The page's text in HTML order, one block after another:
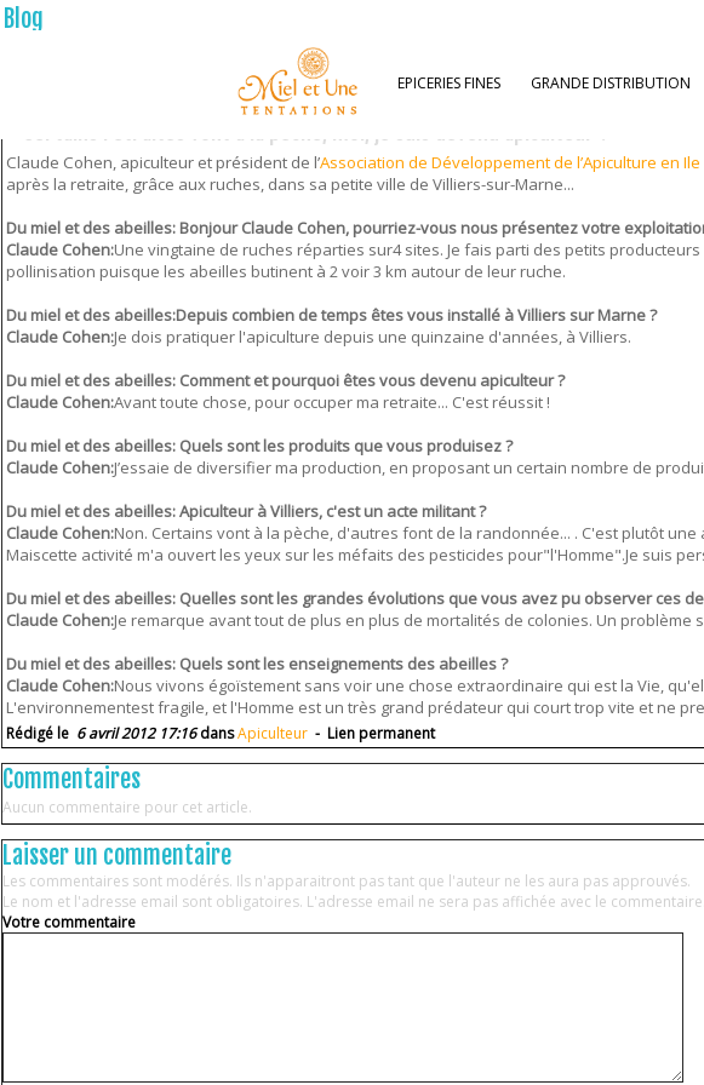
EPICERIES FINES GRANDE DISTRIBUTION
Blog
Claude Cohen, apiculteur et président de l’Association de Développement de l’Apiculture en Ile
après la retraite, grâce aux ruches, dans sa petite ville de Villiers-sur-Marne...
Du miel et des abeilles: Bonjour Claude Cohen, pourriez-vous nous présentez votre
Claude Cohen:Une vingtaine de ruches réparties sur4 sites. Je fais parti des petits
pollinisation puisque les abeilles butinent à 2 voir 3 km autour de leur ruche.
Du miel et des abeilles:Depuis combien de temps êtes vous installé à Villiers sur Marne ?
Claude Cohen:Je dois pratiquer l'apiculture depuis une quinzaine d'années, à Villiers.
Du miel et des abeilles: Comment et pourquoi êtes vous devenu apiculteur ?
Claude Cohen:Avant toute chose, pour occuper ma retraite... C'est réussit !
Du miel et des abeilles: Quels sont les produits que vous produisez ?
Claude Cohen:J’essaie de diversifier ma production, en proposant un certain nombre de
Du miel et des abeilles: Apiculteur à Villiers, c'est un acte militant ?
Claude Cohen:Non. Certains vont à la pèche, d'autres font de la randonnée... . C'est plutôt une
Maiscette activité m'a ouvert les yeux sur les méfaits des pesticides pour"l'Homme".Je suis
Du miel et des abeilles: Quelles sont les grandes évolutions que vous avez pu observer ces
Claude Cohen:Je remarque avant tout de plus en plus de mortalités de colonies. Un problème
Du miel et des abeilles: Quels sont les enseignements des abeilles ?
Claude Cohen:Nous vivons égoïstement sans voir une chose extraordinaire qui est la Vie,
L'environnementest fragile, et l'Homme est un très grand prédateur qui court trop vite et ne
Rédigé le 6 avril 2012 17:16 dansApiculteur - Lien permanent
Commentaires
Aucun commentaire pour cet article.
Laisser un commentaire
Les commentaires sont modérés. Ils n'apparaitront pas tant que l'auteur ne les aura pas approuvés.
Le nom et l'adresse email sont obligatoires. L'adresse email ne sera pas affichée avec le commentaire.
Votre commentaire